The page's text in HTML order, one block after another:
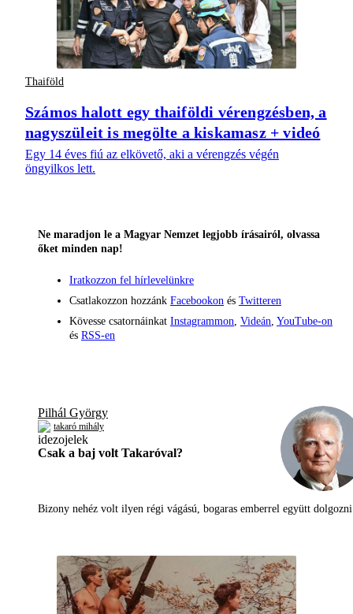
Thaiföld
Számos halott egy thaiföldi vérengzésben, a
nagyszüleit is megölte a kiskamasz + videó
Egy 14 éves fiú az elkövető, aki a vérengzés végén
öngyilkos lett.
Ne maradjon le a Magyar Nemzet legjobb írásairól, olvassa
őket minden nap!
Iratkozzon fel hírlevelünkre
Csatlakozzon hozzánk Facebookon és Twitteren
Kövesse csatornáinkat Instagrammon, Videán, YouTube-on
és RSS-en
Pilhál György
takaró mihály
Csak a baj volt Takaróval?
Bizony nehéz volt ilyen régi vágású, bogaras emberrel együtt